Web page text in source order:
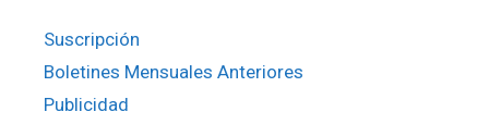
Suscripción
Boletines Mensuales Anteriores
Publicidad